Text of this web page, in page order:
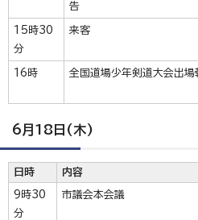
告
15時30
分
来客
16時 全国道場少年剣道大会出場
6月18日(木)
日時 内容
9時30
分
市議会本会議